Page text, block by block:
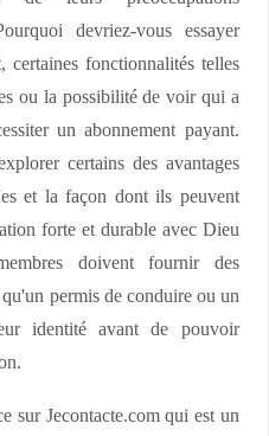
devriez-vous essayer
fonctionnalités telles
ou la possibilité de voir qui a
un abonnement payant.
certains des avantages
et la façon dont ils peuvent
forte et durable avec Dieu
doivent fournir des
permis de conduire ou un
identité avant de pouvoir
sur Jecontacte.com qui est un